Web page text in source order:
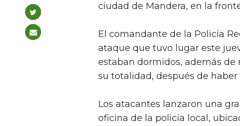
ciudad de Mandera, en la
El comandante de la Policía
ataque que tuvo lugar este
estaban dormidos, además de
su totalidad, después de
Los atacantes lanzaron una
oficina de la policía local,